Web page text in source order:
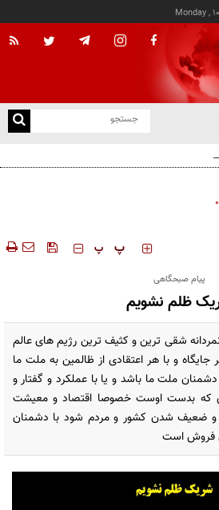
Monday ,
هند به سخنرانی نتانیاهو رسید؟
‍‍‍ پ پ
پیام صبحگاهی
ظلم نشویم
شقی ترین و کثیف ترین رژیم های عالم
و با هر اعتقادی از ظالمین به ملت ما
ملت ما باشد و یا با عملکرد و گفتار و
که بدست اوست خصوصا اقتصاد و معیشت
ضعیف شدن کشور و مردم شود با دشمنان
فروش است